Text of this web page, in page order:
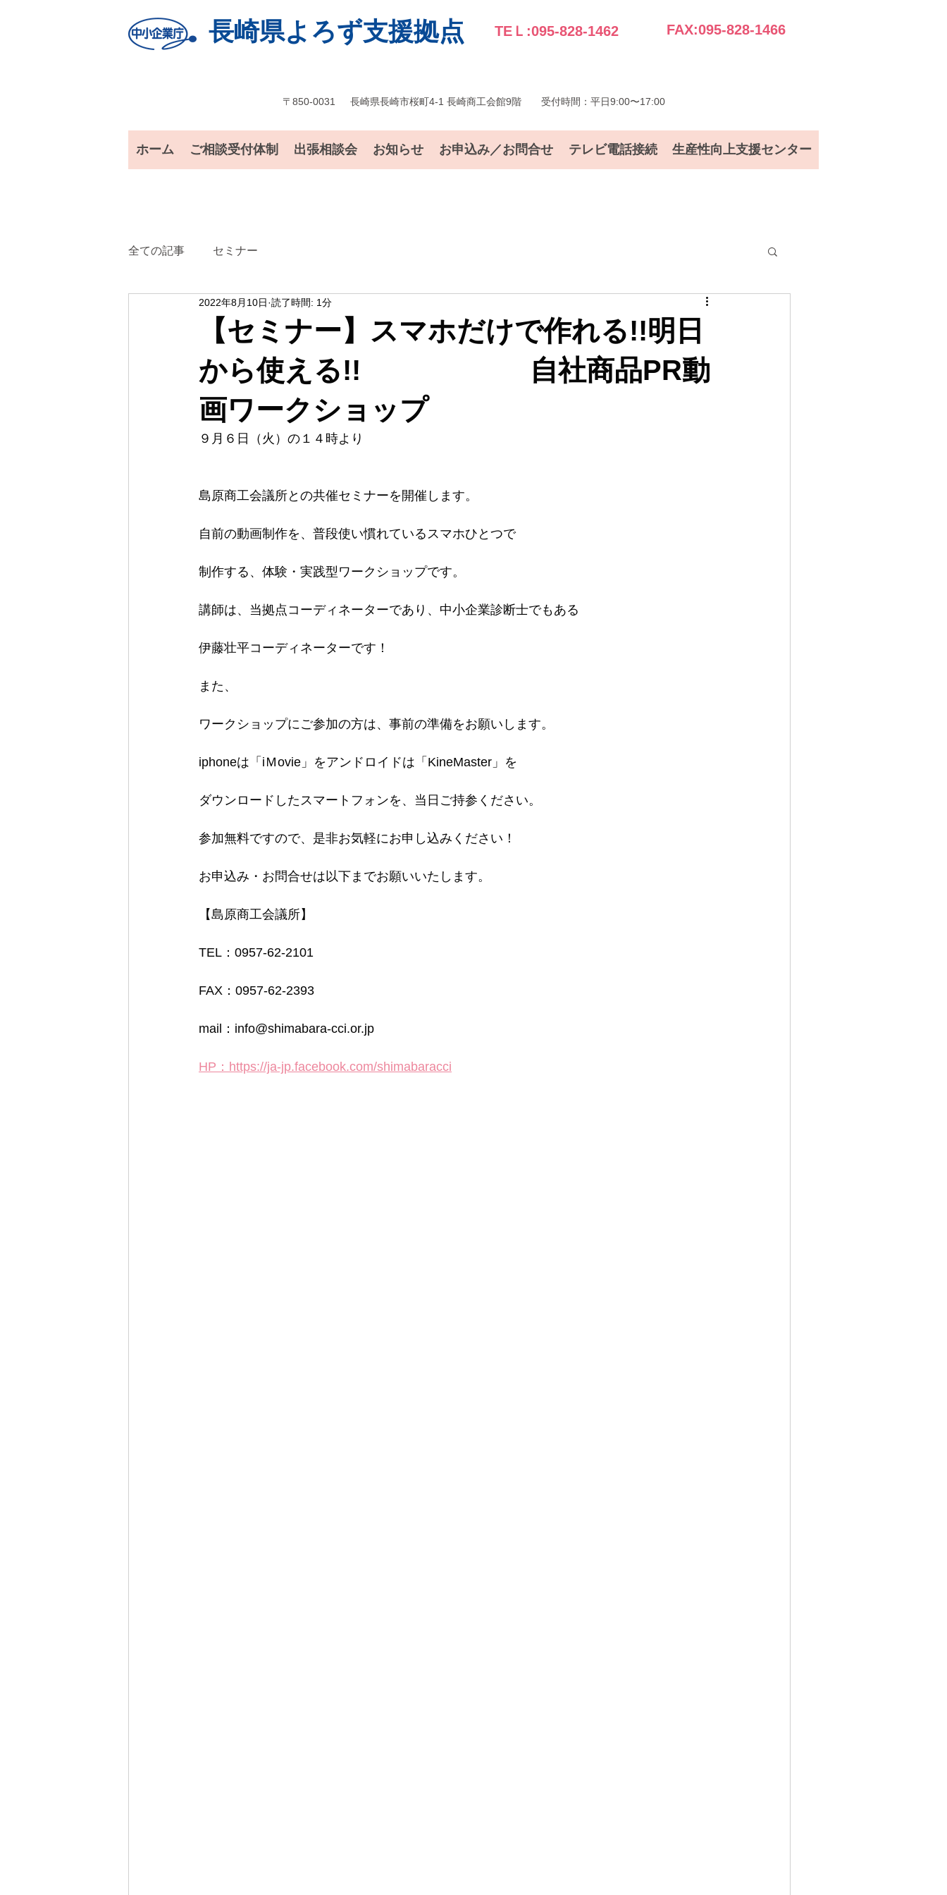
長崎県よろず支援拠点 TEＬ:095-828-1462 FAX:095-828-1466
〒850-0031 長崎県長崎市桜町4-1 長崎商工会館9階 受付時間：平日9:00〜17:00
ホーム ご相談受付体制 出張相談会 お知らせ お申込み／お問合せ テレビ電話接続 生産性向上支援センター
全ての記事 セミナー
【セミナー】スマホだけで作れる!!明日
から使える!! 自社商品PR動
画ワークショップ
2022年8月10日 読了時間: 1分
９月６日（火）の１４時より
島原商工会議所との共催セミナーを開催します。
自前の動画制作を、普段使い慣れているスマホひとつで
制作する、体験・実践型ワークショップです。
講師は、当拠点コーディネーターであり、中小企業診断士でもある
伊藤壮平コーディネーターです！
また、
ワークショップにご参加の方は、事前の準備をお願いします。
iphoneは「iＭovie」をアンドロイドは「KineMaster」を
ダウンロードしたスマートフォンを、当日ご持参ください。
参加無料ですので、是非お気軽にお申し込みください！
お申込み・お問合せは以下までお願いいたします。
【島原商工会議所】
TEL：0957-62-2101
FAX：0957-62-2393
mail：info@shimabara-cci.or.jp
HP：https://ja-jp.facebook.com/shimabaracci